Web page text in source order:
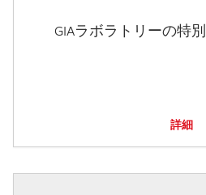
GIAラボラトリーの特
詳細